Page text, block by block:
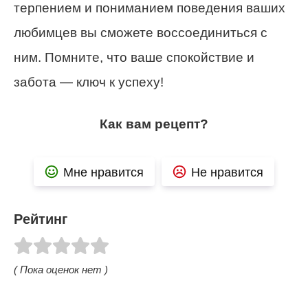
терпением и пониманием поведения ваших
любимцев вы сможете воссоединиться с
ним. Помните, что ваше спокойствие и
забота — ключ к успеху!
Как вам рецепт?
Мне нравится Не нравится
Рейтинг
( Пока оценок нет )